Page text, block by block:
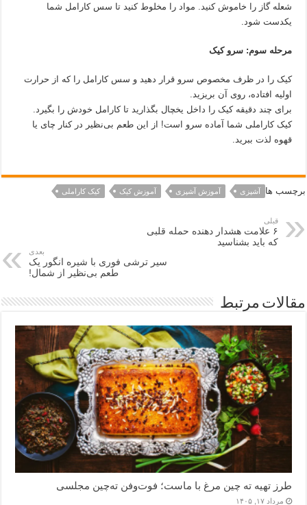
شعله گاز را خاموش کنید. مواد را مخلوط کنید تا سس کارامل شما
یکدست شود.
مرحله سوم: سرو کیک
کیک را در ظرف مخصوص سرو قرار دهید و سس کارامل را که از حرارت
اولیه افتاده، روی آن بریزید.
برای چند دقیقه کیک را داخل یخچال بگذارید تا کارامل خودش را بگیرد.
کیک کاراملی شما آماده سرو است! از این طعم بی‌نظیر در کنار چای یا
قهوه لذت ببرید.
برچسب ها آشپزی آموزش آشپزی آموزش کیک کیک کاراملی
قبلی
۶ علامت هشدار دهنده حمله قلبی
که باید بشناسید
بعدی
سیر ترشی فوری با شیره انگور یک
طعم بی‌نظیر از شمال!
مقالات مرتبط
طرز تهیه ته چین مرغ با ماست؛ فوت‌وفن ته‌چین مجلسی
مرداد ۱۷, ۱۴۰۵